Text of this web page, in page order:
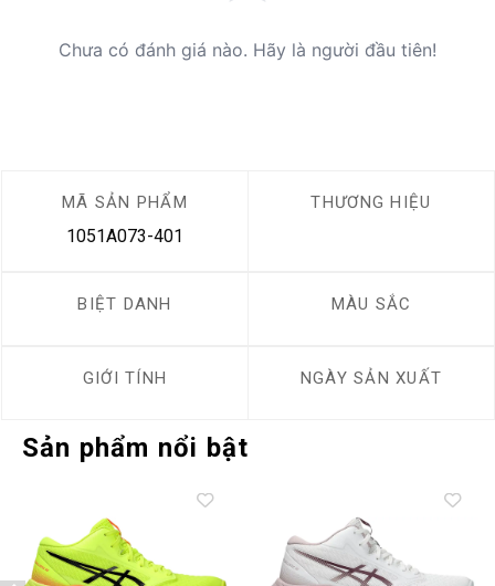
Chưa có đánh giá nào. Hãy là người đầu tiên!
MÃ SẢN PHẨM
1051A073-401
THƯƠNG HIỆU
BIỆT DANH MÀU SẮC
GIỚI TÍNH NGÀY SẢN XUẤT
Sản phẩm nổi bật
wishlist
wishlist